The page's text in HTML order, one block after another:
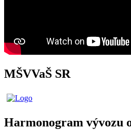
MŠVVaŠ SR
Harmonogram vývozu